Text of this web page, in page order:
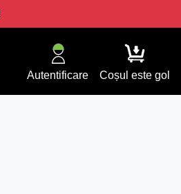
Autentificare
Coșul este gol